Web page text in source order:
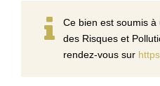
Ce bien est soumis à
des Risques et
rendez-vous sur